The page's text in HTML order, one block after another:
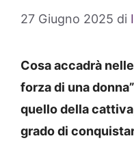
27 Giugno 2025 di
Cosa accadrà
forza di una
quello della
grado di